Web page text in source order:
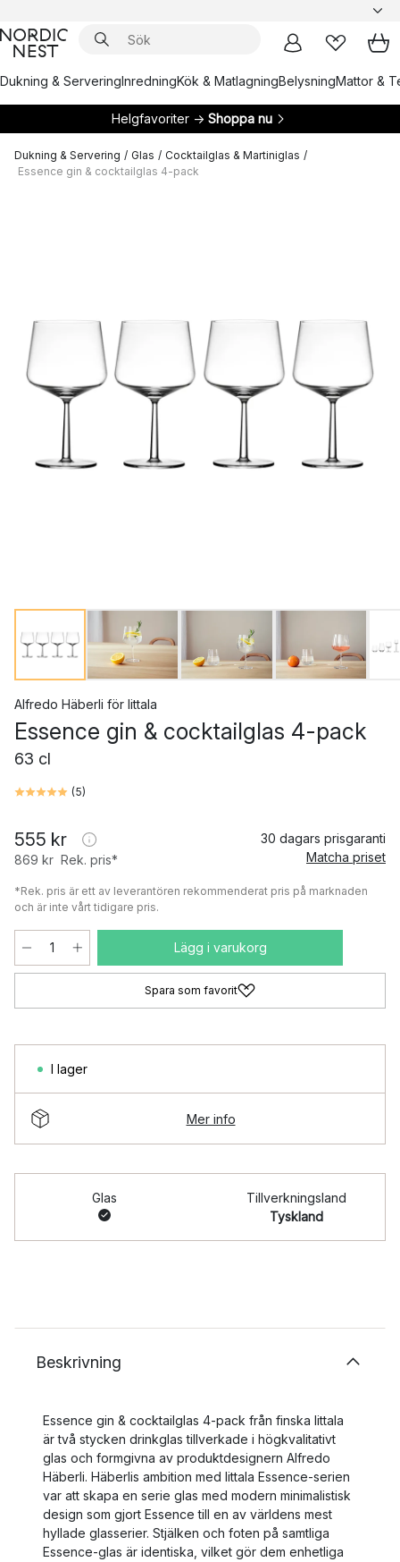
Dukning & ServeringInredningKök & MatlagningBelysningMattor &
Helgfavoriter → Shoppa nu
Dukning & Servering / Glas / Cocktailglas & Martiniglas /
Essence gin & cocktailglas 4-pack
Alfredo Häberli för Iittala
Essence gin & cocktailglas 4-pack
63 cl
(5)
555 kr
869 kr Rek. pris*
30 dagars prisgaranti
Matcha priset
*Rek. pris är ett av leverantören rekommenderat pris på marknaden
och är inte vårt tidigare pris.
Lägg i varukorg
Spara som favorit
I lager
Mer info
Glas
Tillverkningsland
Tyskland
Beskrivning
Essence gin & cocktailglas 4-pack från finska Iittala
är två stycken drinkglas tillverkade i högkvalitativt
glas och formgivna av produktdesignern Alfredo
Häberli. Häberlis ambition med Iittala Essence-serien
var att skapa en serie glas med modern minimalistisk
design som gjort Essence till en av världens mest
hyllade glasserier. Stjälken och foten på samtliga
Essence-glas är identiska, vilket gör dem enhetliga